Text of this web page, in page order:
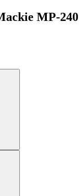
MP-240